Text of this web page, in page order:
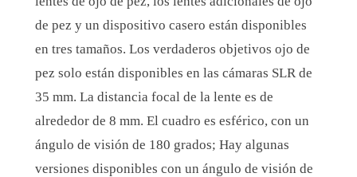
de pez y un dispositivo casero están disponibles
en tres tamaños. Los verdaderos objetivos ojo de
pez solo están disponibles en las cámaras SLR de
35 mm. La distancia focal de la lente es de
alrededor de 8 mm. El cuadro es esférico, con un
ángulo de visión de 180 grados; Hay algunas
versiones disponibles con un ángulo de visión de